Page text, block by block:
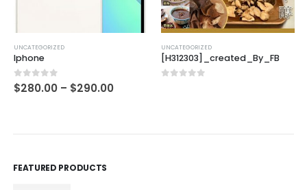
UNCATEGORIZED
Iphone
0out of 5
$280.00 – $290.00
UNCATEGORIZED
[H312303]_created_By_FB
FEATURED PRODUCTS